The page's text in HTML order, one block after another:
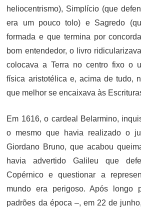
heliocentrismo), Simplício (que
era um pouco tolo) e Sagredo
formada e que termina por
bom entendedor, o livro
colocava a Terra no centro fixo o
física aristotélica e, acima de tudo,
que melhor se encaixava às
Em 1616, o cardeal Belarmino,
o mesmo que havia realizado o
Giordano Bruno, que acabou
havia advertido Galileu que
Copérnico e questionar a
mundo era perigoso. Após longo
padrões da época –, em 22 de